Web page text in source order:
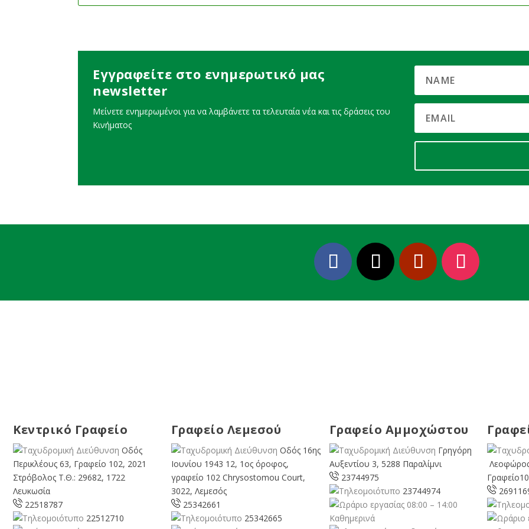
Εγγραφείτε στο ενημερωτικό μας
newsletter
Μείνετε ενημερωμένοι για να λαμβάνετε τα τελευταία νέα και τις δράσεις του
Κινήματος
Κεντρικό Γραφείο
Οδός
Περικλέους 63, Γραφείο 102, 2021
Στρόβολος Τ.Θ.: 29682, 1722
Λευκωσία
22518787
22512710
Γραφείο Λεμεσού
Οδός 16ης
Ιουνίου 1943 12, 1ος όροφος,
γραφείο 102 Chrysostomou Court,
3022, Λεμεσός
25342661
25342665
Γραφείο Αμμοχώστου
Γρηγόρη
Αυξεντίου 3, 5288 Παραλίμνι
23744975
23744974
08:00 – 14:00
Καθημερινά